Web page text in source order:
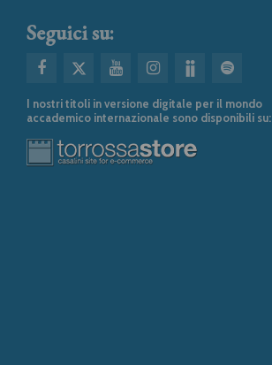
Seguici su:
I nostri titoli in versione digitale per il mondo
accademico internazionale sono disponibili su: